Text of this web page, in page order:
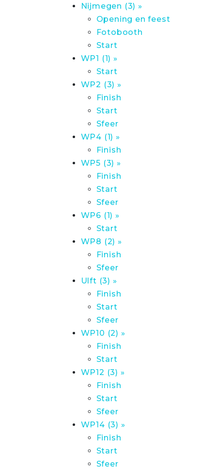
Nijmegen (3) »
Opening en feest
Fotobooth
Start
WP1 (1) »
Start
WP2 (3) »
Finish
Start
Sfeer
WP4 (1) »
Finish
WP5 (3) »
Finish
Start
Sfeer
WP6 (1) »
Start
WP8 (2) »
Finish
Sfeer
Ulft (3) »
Finish
Start
Sfeer
WP10 (2) »
Finish
Start
WP12 (3) »
Finish
Start
Sfeer
WP14 (3) »
Finish
Start
Sfeer